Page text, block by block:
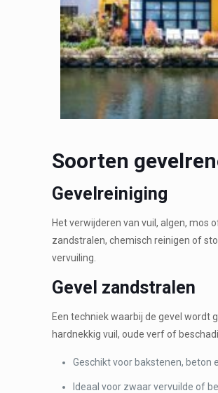
Soorten
Gevelreiniging
Het verwijderen van vuil, algen, mos
zandstralen, chemisch reinigen of
vervuiling.
Gevel zandstralen
Een techniek waarbij de gevel wordt
hardnekkig vuil, oude verf of
Geschikt voor bakstenen, beton
Ideaal voor zwaar vervuilde of